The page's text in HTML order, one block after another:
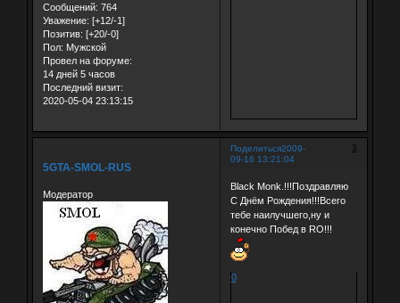
Сообщений: 764
Уважение: [+12/-1]
Позитив: [+20/-0]
Пол: Мужской
Провел на форуме:
14 дней 5 часов
Последний визит:
2020-05-04 23:13:15
Поделиться 3
2009-
09-16 13:21:04
5GTA-SMOL-RUS
Модератор
Black Monk.!!!Поздравляю
С Днём Рождения!!!Всего
тебе наилучшего,ну и
конечно Побед в RO!!!
0